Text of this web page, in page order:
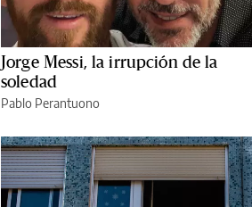
Jorge Messi, la irrupción de la
soledad
Pablo Perantuono